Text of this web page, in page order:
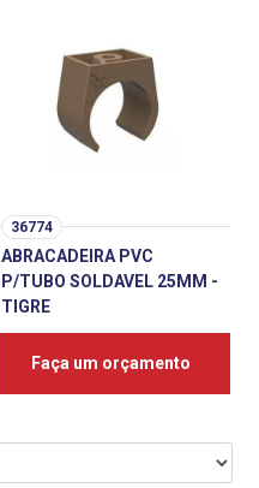
36774
ABRACADEIRA PVC
P/TUBO SOLDAVEL 25MM -
TIGRE
Faça um orçamento